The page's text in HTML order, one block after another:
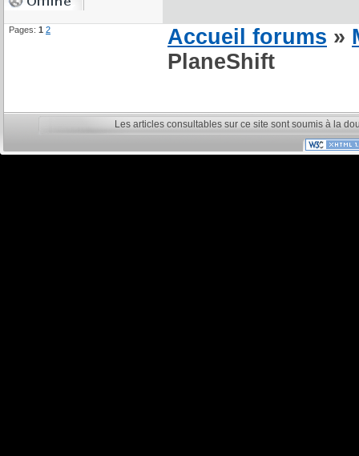
Pages: 1 2 Accueil forums »
PlaneShift
Les articles consultables sur ce site sont soumis à la